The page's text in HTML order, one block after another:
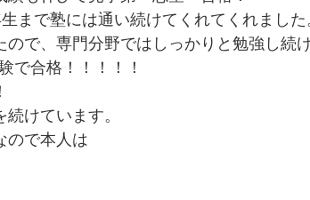
まで塾には通い続けてくれてくれました
で、専門分野ではしっかりと勉強し続
で合格！！！！！
けています。
ので本人は